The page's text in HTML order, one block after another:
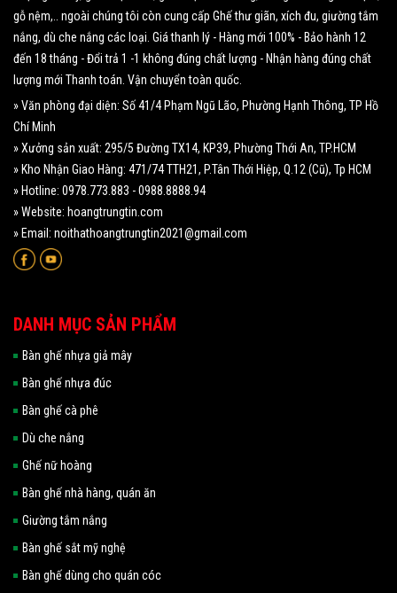
gỗ nệm,.. ngoài chúng tôi còn cung cấp Ghế thư giãn, xích đu, giường tắm
nắng, dù che nắng các loại. Giá thanh lý - Hàng mới 100% - Bảo hành 12
đến 18 tháng - Đổi trả 1 -1 không đúng chất lượng - Nhận hàng đúng chất
lượng mới Thanh toán. Vận chuyển toàn quốc.
» Văn phòng đại diện: Số 41/4 Phạm Ngũ Lão, Phường Hạnh Thông, TP Hồ
Chí Minh
» Xưởng sản xuất: 295/5 Đường TX14, KP39, Phường Thới An, TP.HCM
» Kho Nhận Giao Hàng: 471/74 TTH21, P.Tân Thới Hiệp, Q.12 (Cũ), Tp HCM
» Hotline: 0978.773.883 - 0988.8888.94
» Website: hoangtrungtin.com
» Email: noithathoangtrungtin2021@gmail.com
DANH MỤC SẢN PHẨM
Bàn ghế nhựa giả mây
Bàn ghế nhựa đúc
Bàn ghế cà phê
Dù che nắng
Ghế nữ hoàng
Bàn ghế nhà hàng, quán ăn
Giường tắm nắng
Bàn ghế sắt mỹ nghệ
Bàn ghế dùng cho quán cóc